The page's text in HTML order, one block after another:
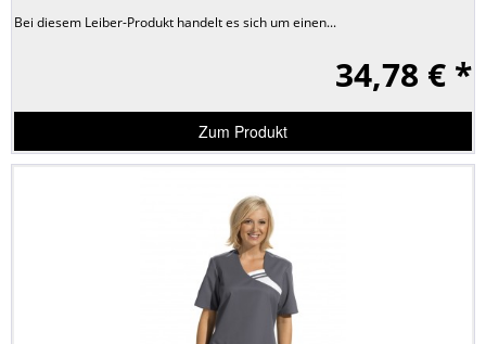
Bei diesem Leiber-Produkt handelt es sich um einen...
34,78 € *
Zum Produkt